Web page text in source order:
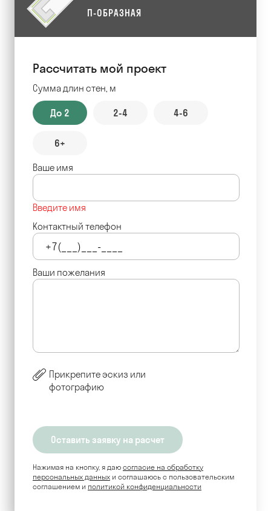
П-ОБРАЗНАЯ
Рассчитать мой проект
Сумма длин стен, м
До 2 2-4 4-6
6+
Ваше имя
Введите имя
Контактный телефон
Ваши пожелания
Прикрепите эскиз или
фотографию
Нажимая на кнопку, я даю согласие на обработку
персональных данных и соглашаюсь c пользовательским
соглашением и политикой конфиденциальности